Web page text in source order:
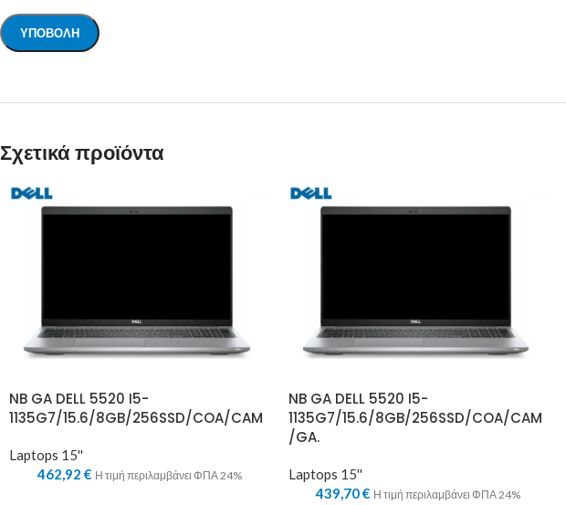
Σχετικά προϊόντα
NB GA DELL 5520 I5-
1135G7/15.6/8GB/256SSD/COA/CAM
Laptops 15''
462,92 € Η τιμή περιλαμβάνει ΦΠΑ 24%
NB GA DELL 5520 I5-
1135G7/15.6/8GB/256SSD/COA/CAM
/GA.
Laptops 15''
439,70€ Η τιμή περιλαμβάνει ΦΠΑ 24%